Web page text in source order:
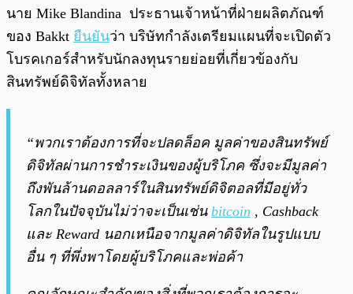
0:00 /
นาย Mike Blandina ประธานเจ้าหน้าที่ฝ่ายผลิตภัณฑ์
ของ Bakkt ยืนยันว่า บริษัทกำลังเตรียมแผนที่จะเปิดตัว
โบรคเกอร์สำหรับนักลงทุนรายย่อยที่เกี่ยวข้องกับ
สินทรัพย์ดิจิทัลทั้งหลาย
“พวกเราต้องการที่จะปลดล็อค มูลค่าของสินทรัพย์
ดิจิทัลผ่านการชำระเงินของผู้บริโภค ซึ่งจะมีมูลค่า
ถึงพันล้านดอลลาร์ในสินทรัพย์ดิจิตอลที่มีอยู่ทั่ว
โลกในปัจจุบันไม่ว่าจะเป็นเช่น bitcoin , Cashback
และ Reward นอกเหนือจากมูลค่าดิจิทัลในรูปแบบ
อื่น ๆ ที่พึ่งพาโดยผู้บริโภคและพ่อค้า